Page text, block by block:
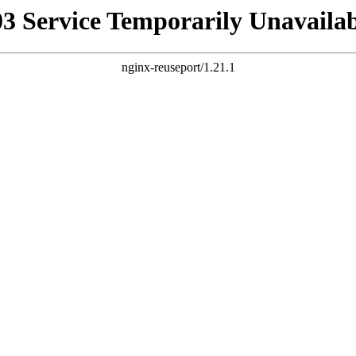
Service Temporarily
nginx-reuseport/1.21.1